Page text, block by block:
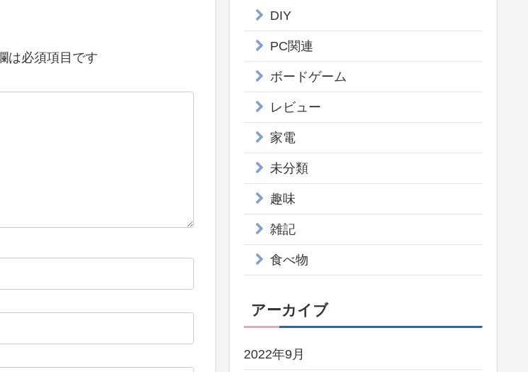
は必須項目です
DIY
PC関連
ボードゲーム
レビュー
家電
未分類
趣味
雑記
食べ物
アーカイブ
2022年9月